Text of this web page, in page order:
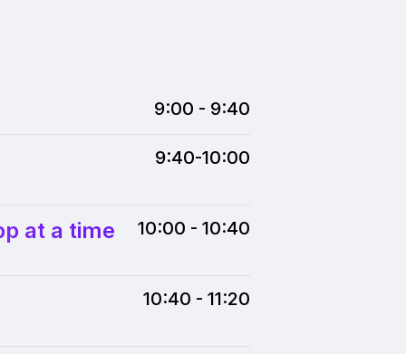
9:00 - 9:40
9:40-10:00
at a time 10:00 - 10:40
10:40 - 11:20